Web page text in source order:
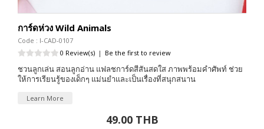
การ์ดห่วง Wild Animals
Code : I-CAD-0107
0 Review(s) | Be the first to review
ชวนลูกเล่น สอนลูกอ่าน แฟลชการ์ดสีสันสดใส ภาพพร้อมคำศัพท์ ช่วย
ให้การเรียนรู้ของเด็กๆ แม่นยำและเป็นเรื่องที่สนุกสนาน
Learn More
49.00 THB